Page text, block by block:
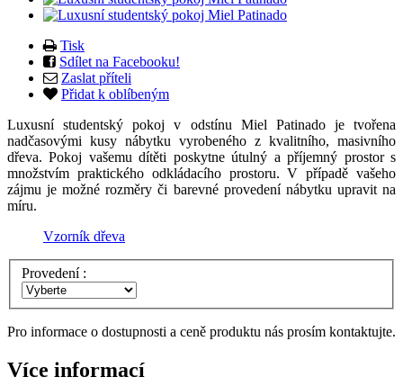
Tisk
Sdílet na Facebooku!
Zaslat příteli
Přidat k oblíbeným
Luxusní studentský pokoj v odstínu Miel Patinado je tvořena
nadčasovými kusy nábytku vyrobeného z kvalitního, masivního
dřeva. Pokoj vašemu dítěti poskytne útulný a příjemný prostor s
množstvím praktického odkládacího prostoru. V případě vašeho
zájmu je možné rozměry či barevné provedení nábytku upravit na
míru.
Vzorník dřeva
Provedení :
Pro informace o dostupnosti a ceně produktu nás prosím kontaktujte.
Více informací